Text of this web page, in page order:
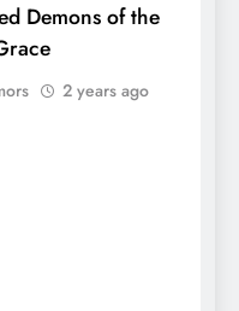
​​Demons of the
2 years ago